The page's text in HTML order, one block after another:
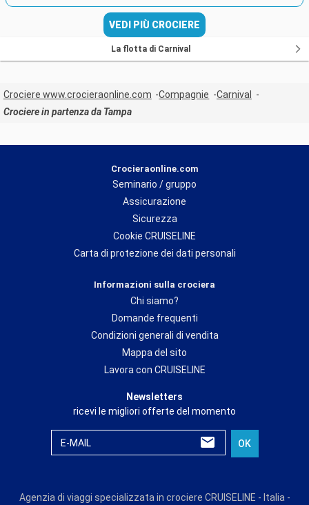
VEDI PIÙ CROCIERE
La flotta di Carnival
Crociere www.crocieraonline.com Compagnie
Carnival
Crociere in partenza da Tampa
Crocieraonline.com
Seminario / gruppo
Assicurazione
Sicurezza
Cookie CRUISELINE
Carta di protezione dei dati personali
Informazioni sulla crociera
Chi siamo?
Domande frequenti
Condizioni generali di vendita
Mappa del sito
Lavora con CRUISELINE
Newsletters
ricevi le migliori offerte del momento
E-MAIL OK
Agenzia di viaggi specializzata in crociere CRUISELINE - Italia -